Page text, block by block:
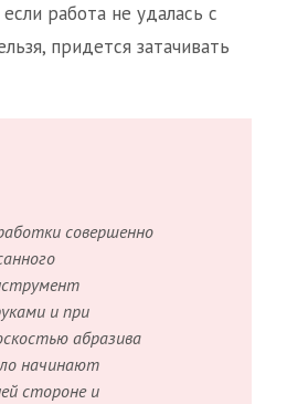
работа не удалась с
придется затачивать
совершенно
и при
абразива
начинают
стороне и